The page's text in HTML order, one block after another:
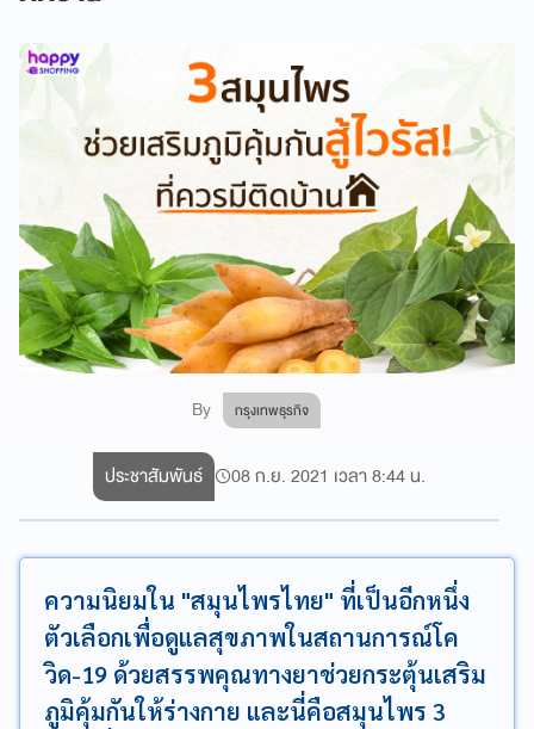
By กรุงเทพธุรกิจ
ประชาสัมพันธ์ 08 ก.ย. 2021 เวลา 8:44 น.
ความนิยมใน "สมุนไพรไทย" ที่เป็นอีกหนึ่ง
ตัวเลือกเพื่อดูแลสุขภาพในสถานการณ์โค
วิด-19 ด้วยสรรพคุณทางยาช่วยกระตุ้นเสริม
ภูมิคุ้มกันให้ร่างกาย และนี่คือสมุนไพร 3